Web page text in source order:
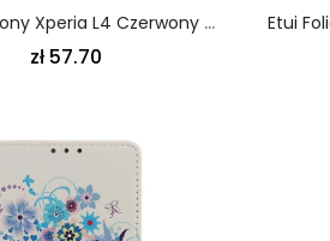
Etui Folio Sony Xperia L4 Czerwony Czarny Multikarta Pierwszej Klasy Etui Ochronne
zł 57.70